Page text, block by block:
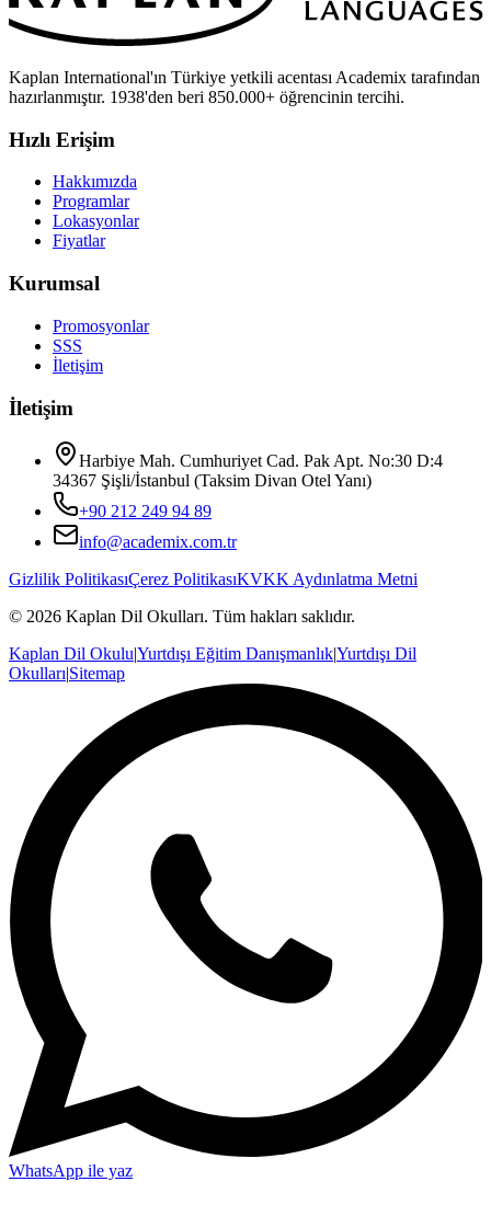
Kaplan International'ın Türkiye yetkili acentası Academix tarafından
hazırlanmıştır. 1938'den beri 850.000+ öğrencinin tercihi.
Hızlı Erişim
Hakkımızda
Programlar
Lokasyonlar
Fiyatlar
Kurumsal
Promosyonlar
SSS
İletişim
İletişim
Harbiye Mah. Cumhuriyet Cad. Pak Apt. No:30 D:4
34367 Şişli/İstanbul (Taksim Divan Otel Yanı)
+90 212 249 94 89
info@academix.com.tr
Gizlilik PolitikasıÇerez PolitikasıKVKK Aydınlatma Metni
© 2026 Kaplan Dil Okulları. Tüm hakları saklıdır.
Kaplan Dil Okulu|Yurtdışı Eğitim Danışmanlık|Yurtdışı Dil
Okulları|Sitemap
WhatsApp ile yaz